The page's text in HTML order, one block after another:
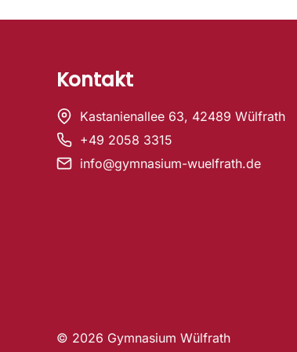
Kontakt
Kastanienallee 63, 42489 Wülfrath
+49 2058 3315
info@gymnasium-wuelfrath.de
© 2026 Gymnasium Wülfrath